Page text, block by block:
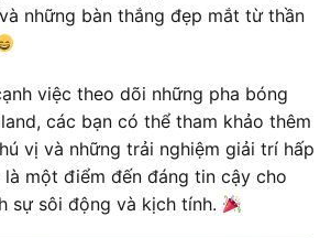
những bàn thắng đẹp mắt từ thần
việc theo dõi những pha bóng
các bạn có thể tham khảo thêm
vị và những trải nghiệm giải trí hấp
là một điểm đến đáng tin cậy cho
sự sôi động và kịch tính.